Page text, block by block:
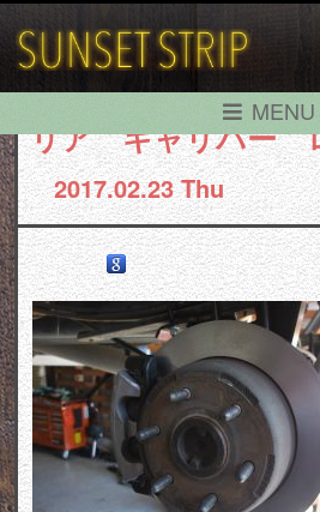
MENU
リア キャリパー
2017.02.23 Thu